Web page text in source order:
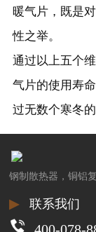
暖气片，既是
性之举。
通过以上五个
气片的使用寿
过无数个寒冬的
钢制散热器，铜铝
▶联系我们
400-078-